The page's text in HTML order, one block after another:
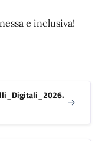
e inclusiva!